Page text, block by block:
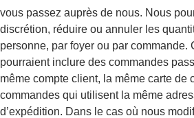
vous passez auprès de nous. Nous
discrétion, réduire ou annuler les
personne, par foyer ou par commande.
pourraient inclure des commandes
même compte client, la même carte de
commandes qui utilisent la même
d’expédition. Dans le cas où nous